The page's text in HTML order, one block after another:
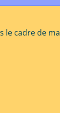
le cadre de ma